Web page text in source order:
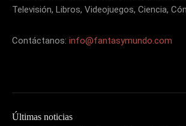
Televisión, Libros, Videojuegos, Ciencia,
Contáctanos: info@fantasymundo.com
Últimas noticias